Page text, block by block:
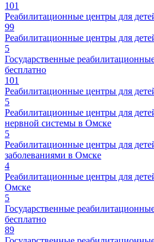
101
Реабилитационные центры для
99
Реабилитационные центры для
5
Государственные
бесплатно
101
Реабилитационные центры для
5
Реабилитационные центры для
нервной системы в Омске
5
Реабилитационные центры для
заболеваниями в Омске
4
Реабилитационные центры для
Омске
5
Государственные
бесплатно
89